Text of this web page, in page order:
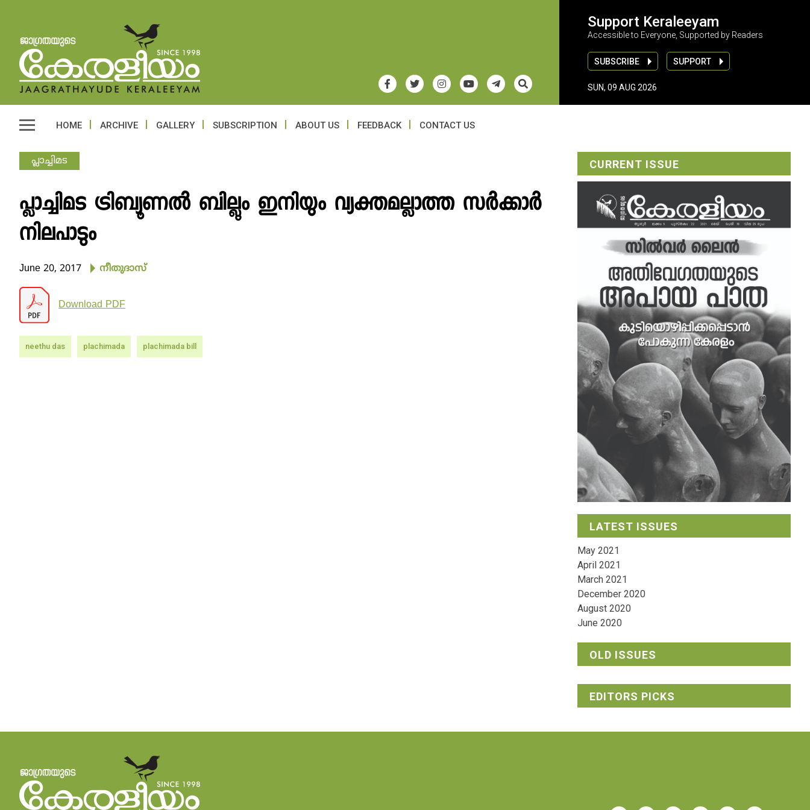
Support Keraleeyam
Accessible to Everyone, Supported by Readers
SUBSCRIBE SUPPORT
SUN, 09 AUG 2026
HOME ARCHIVE GALLERY SUBSCRIPTION ABOUT US FEEDBACK CONTACT US
പ്ലാച്ചിമട
പ്ലാച്ചിമട ട്രിബ്യൂണല്‍ ബില്ലും ഇനിയും വ്യക്തമല്ലാത്ത സര്‍ക്കാര്‍
നിലപാടും
June 20, 2017 നീതുദാസ്‌
Download PDF
neethu das plachimada plachimada bill
CURRENT ISSUE
LATEST ISSUES
May 2021
April 2021
March 2021
December 2020
August 2020
June 2020
OLD ISSUES
EDITORS PICKS